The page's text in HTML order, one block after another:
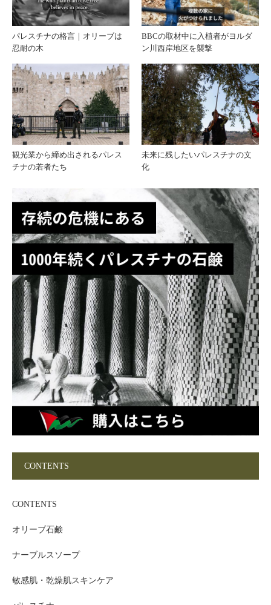
ーブ
ルド
レス
に込
れた
想い
ナ問
発信
の違
い
パレスチナの格言｜オリーブは
忍耐の木
BBCの取材中に入植者がヨルダ
ン川西岸地区を襲撃
観光業から締め出されるパレス
チナの若者たち
未来に残したいパレスチナの文
化
CONTENTS
CONTENTS
オリーブ石鹸
ナーブルスソープ
敏感肌・乾燥肌スキンケア